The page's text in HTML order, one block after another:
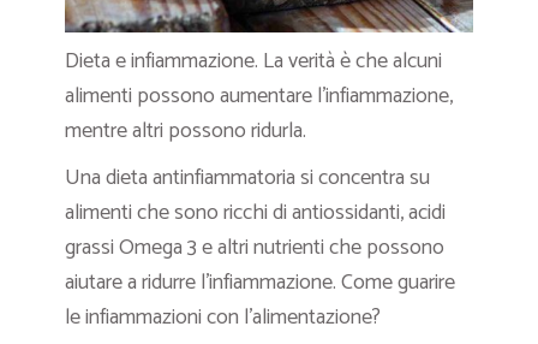
Dieta e infiammazione. La verità è che alcuni
alimenti possono aumentare l’infiammazione,
mentre altri possono ridurla.
Una dieta antinfiammatoria si concentra su
alimenti che sono ricchi di antiossidanti, acidi
grassi Omega 3 e altri nutrienti che possono
aiutare a ridurre l’infiammazione. Come guarire
le infiammazioni con l’alimentazione?